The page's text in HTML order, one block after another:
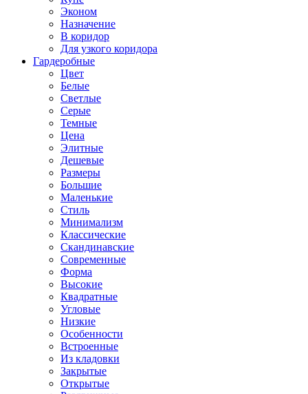
Эконом
Назначение
В коридор
Для узкого коридора
Гардеробные
Цвет
Белые
Светлые
Серые
Темные
Цена
Элитные
Дешевые
Размеры
Большие
Маленькие
Стиль
Минимализм
Классические
Скандинавские
Современные
Форма
Высокие
Квадратные
Угловые
Низкие
Особенности
Встроенные
Из кладовки
Закрытые
Открытые